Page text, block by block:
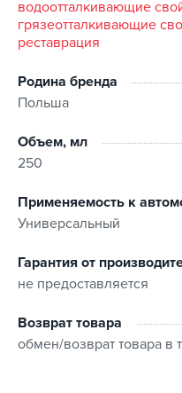
Делает резину
появлению трещин.
профессиональному
Является концентратом
покрышки.
Перед нанесением
Развести в
поверхности покрышки.
водоотталкивающие
грязеотталкивающие
реставрация
Родина бренда
Польша
Объем, мл
250
Применяемость к
Универсальный
Гарантия от
не предоставляется
Возврат товара
обмен/возврат товара в